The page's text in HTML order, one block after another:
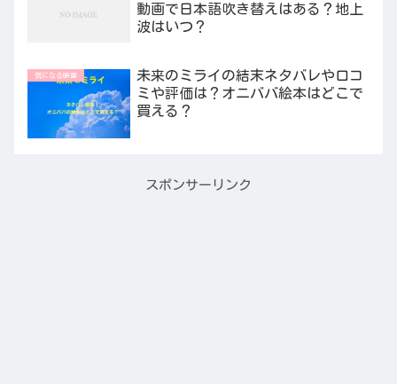
動画で日本語吹き替えはある？地上
波はいつ？
気になる映画
未来のミライの結末ネタバレや口コ
ミや評価は？オニババ絵本はどこで
買える？
スポンサーリンク